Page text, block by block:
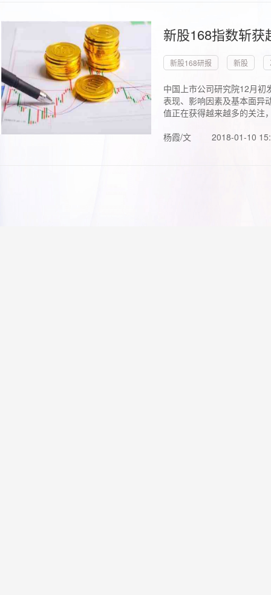
新股168指数斩
新股168研报 新股
中国上市公司研究院12月初
表现、影响因素及基本面异
值正在获得越来越多的关注
杨霞/文
2018-01-10